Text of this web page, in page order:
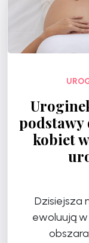
podstawy
kobiet
Dzisiejsza
ewoluują